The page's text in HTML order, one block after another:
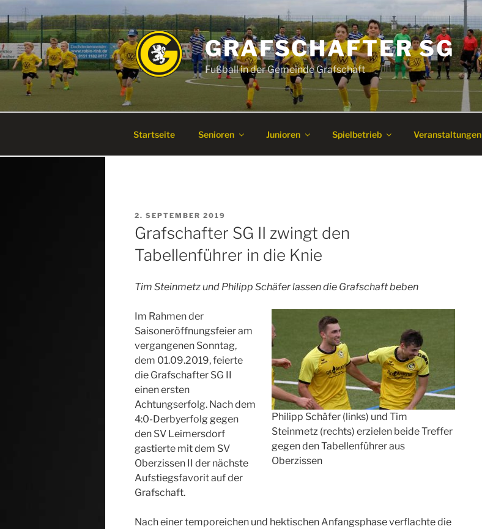
Inhalt
springen
GRAFSCHAFTER SG
Fußball in der Gemeinde Grafschaft
Startseite Senioren Junioren Spielbetrieb Veranstaltungen
VERÖFFENTLICHT
AM
2. SEPTEMBER 2019
Grafschafter SG II zwingt den
Tabellenführer in die Knie
Tim Steinmetz und Philipp Schäfer lassen die Grafschaft beben
Philipp Schäfer (links) und Tim
Steinmetz (rechts) erzielen beide Treffer
gegen den Tabellenführer aus
Oberzissen
Im Rahmen der
Saisoneröffnungsfeier am
vergangenen Sonntag,
dem 01.09.2019, feierte
die Grafschafter SG II
einen ersten
Achtungserfolg. Nach dem
4:0-Derbyerfolg gegen
den SV Leimersdorf
gastierte mit dem SV
Oberzissen II der nächste
Aufstiegsfavorit auf der
Grafschaft.
Nach einer temporeichen und hektischen Anfangsphase verflachte die